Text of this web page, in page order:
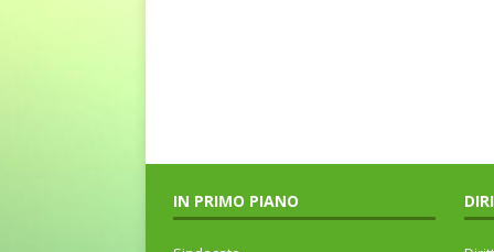
IN PRIMO PIANO